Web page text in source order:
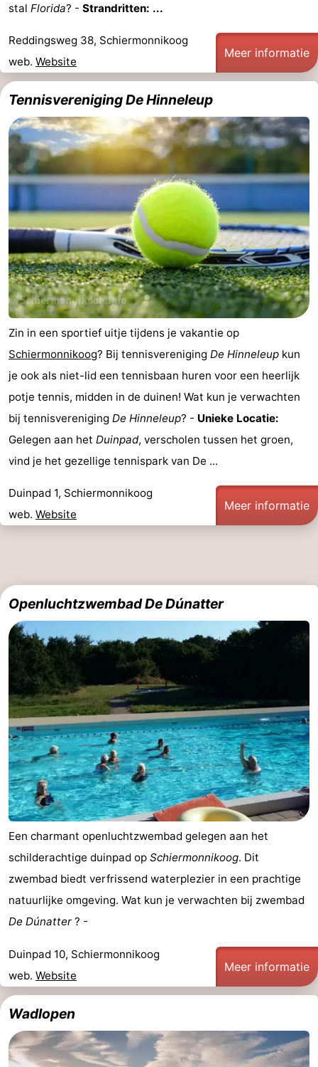
Resort
Schierduin
-
Vitamaris
Last
minutes
Strand
Zien
&
doen
Bezienswaardigheden
Musea
-
Monumenten
-
Vuurtorens
Attracties
-
Speeltuinen
Sporten
-
Fietsen
-
Wandelen
en
Zeehonden
Praktisch
Forum
Route
-
Boot
Waddenhoppen
Reisboekenwinkel
Nieuws
Medische
adressen
Regio
Friesland
-
Leeuwarden
Waddeneilanden
-
Ameland
Terschelling
-
stal Florida? - Strandritten: ...
Reddingsweg 38, Schiermonnikoog
web. Website
Meer informatie
Tennisvereniging De Hinneleup
Zin in een sportief uitje tijdens je vakantie op
Schiermonnikoog? Bij tennisvereniging De Hinneleup kun
je ook als niet-lid een tennisbaan huren voor een heerlijk
potje tennis, midden in de duinen! Wat kun je verwachten
bij tennisvereniging De Hinneleup? - Unieke Locatie:
Gelegen aan het Duinpad, verscholen tussen het groen,
vind je het gezellige tennispark van De ...
Duinpad 1, Schiermonnikoog
web. Website
Meer informatie
Openluchtzwembad De Dúnatter
Een charmant openluchtzwembad gelegen aan het
schilderachtige duinpad op Schiermonnikoog. Dit
zwembad biedt verfrissend waterplezier in een prachtige
natuurlijke omgeving. Wat kun je verwachten bij zwembad
De Dúnatter ? -
Duinpad 10, Schiermonnikoog
web. Website
Meer informatie
Wadlopen